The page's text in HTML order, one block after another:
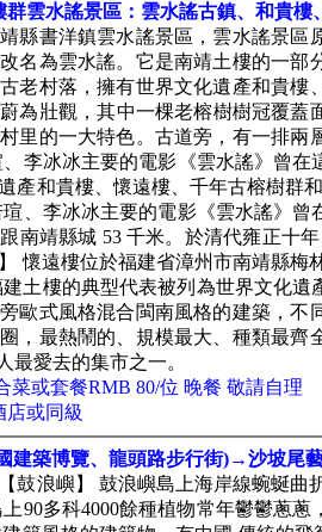
雲水謠景區：雲水謠古鎮、和貴
縣書洋鎮雲水謠景區，雲水謠景
名為雲水謠。它是南靖土樓的一
老村落，擁有世界文化遺產和貴
為壯觀，其中一棵老榕樹樹冠覆蓋
里的一大特色。古道旁，有一排
李冰冰主要的電影《雲水謠》曾
產和貴樓、懷遠樓、千年古榕樹群
、李冰冰主要的電影《雲水謠》
南靖縣城 53 千米。於清代雍正十
懷遠樓位於福建省漳州市南靖縣梅
土樓的典型代表被列為世界文化
歐式風格混合閩南風格的建築，
，最熱鬧的、規模最大、種類最
最愛去的集市之一。
菜或套餐RMB 80/位 晚餐 敬請自理
店或同級
建築博覽、龍頭路步行街)→沙坡尾
鼓浪嶼】 鼓浪嶼島上海岸線蜿蜒
90多科4000餘種植物常年鬱鬱蔥